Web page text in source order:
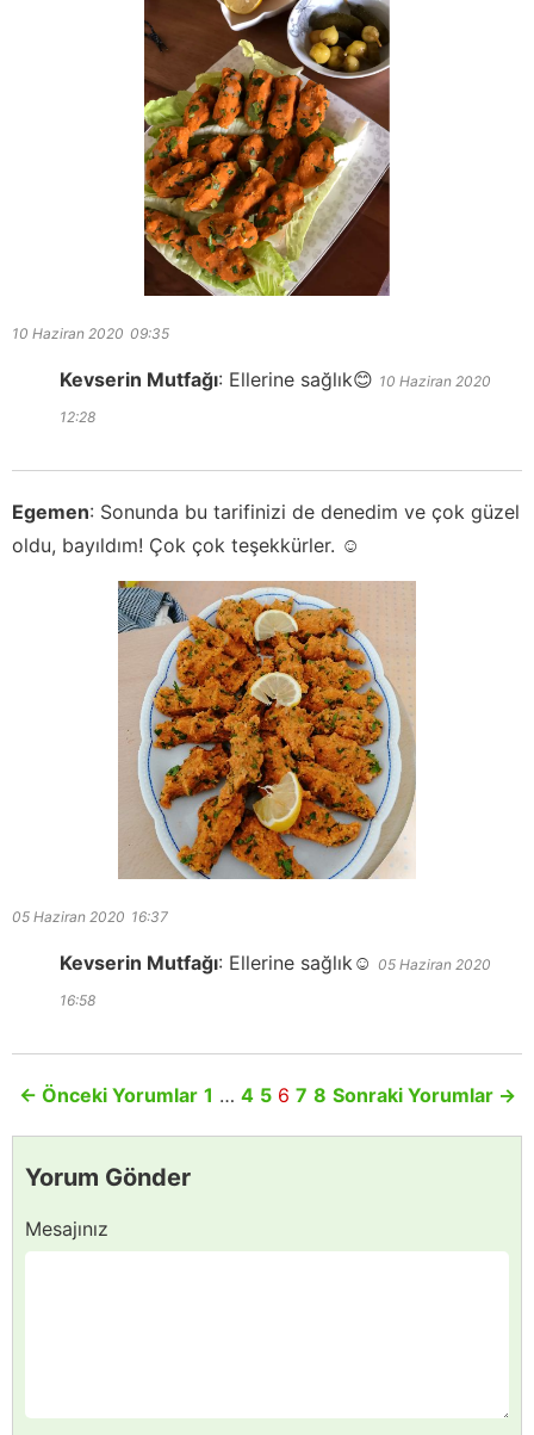
10 Haziran 2020 09:35
Kevserin Mutfağı: Ellerine sağlık😊 10 Haziran 2020
12:28
Egemen: Sonunda bu tarifinizi de denedim ve çok güzel
oldu, bayıldım! Çok çok teşekkürler. ☺️
05 Haziran 2020 16:37
Kevserin Mutfağı: Ellerine sağlık☺️ 05 Haziran 2020
16:58
← Önceki Yorumlar 1 … 4 5 6 7 8 Sonraki Yorumlar →
Yorum Gönder
Mesajınız